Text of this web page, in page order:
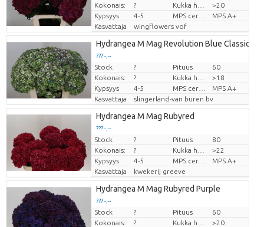
Kokonais:
?
>20
Kypsyys
4-5
MPS A+
Kasvattaja
wingflowers vof
Hydrangea M Mag Revolution Blue Classic
??? -,--
Hinta per kappale
Stock ? Pituus
60
Kokonais:
?
>18
Kypsyys
4-5
MPS A+
Kasvattaja
slingerland-van buren bv
Hydrangea M Mag Rubyred
??? -,--
Hinta per kappale
Stock ? Pituus
80
Kokonais:
?
>22
Kypsyys
4-5
MPS A+
Kasvattaja
kwekerij greeve
Hydrangea M Mag Rubyred Purple
??? -,--
Hinta per kappale
Stock ? Pituus
60
Kokonais:
?
>20